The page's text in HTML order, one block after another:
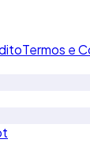
Termos e